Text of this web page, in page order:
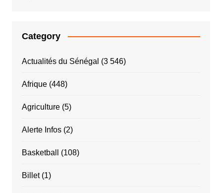
Category
Actualités du Sénégal (3 546)
Afrique(448)
Agriculture(5)
Alerte Infos(2)
Basketball (108)
Billet(1)